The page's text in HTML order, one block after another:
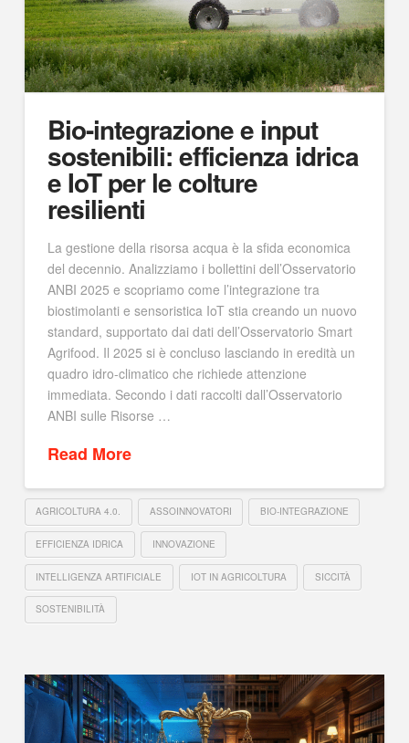
Bio-integrazione e input
sostenibili: efficienza idrica
e IoT per le colture
resilienti
La gestione della risorsa acqua è la sfida economica
del decennio. Analizziamo i bollettini dell’Osservatorio
ANBI 2025 e scopriamo come l’integrazione tra
biostimolanti e sensoristica IoT stia creando un nuovo
standard, supportato dai dati dell’Osservatorio Smart
Agrifood. Il 2025 si è concluso lasciando in eredità un
quadro idro-climatico che richiede attenzione
immediata. Secondo i dati raccolti dall’Osservatorio
ANBI sulle Risorse …
Read More
AGRICOLTURA 4.0. ASSOINNOVATORI BIO-INTEGRAZIONE
EFFICIENZA IDRICA INNOVAZIONE
INTELLIGENZA ARTIFICIALE IOT IN AGRICOLTURA SICCITÀ
SOSTENIBILITÀ